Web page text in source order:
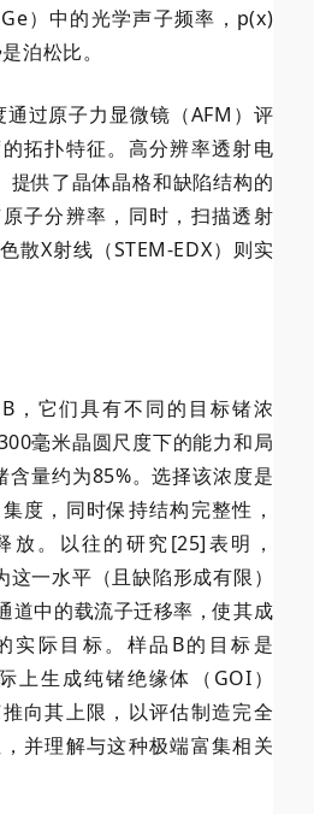
）中的光学声子频率，p(x)
泊松比。
过原子力显微镜（AFM）评
拓扑特征。高分辨率透射电
提供了晶体晶格和缺陷结构的
子分辨率，同时，扫描透射
散X射线（STEM-EDX）则实
，它们具有不同的目标锗浓
毫米晶圆尺度下的能力和局
含量约为85%。选择该浓度是
度，同时保持结构完整性，
放。以往的研究[25]表明，
一水平（且缺陷形成有限）
道中的载流子迁移率，使其成
实际目标。样品B的目标是
上生成纯锗绝缘体（GOI）
向其上限，以评估制造完全
并理解与这种极端富集相关